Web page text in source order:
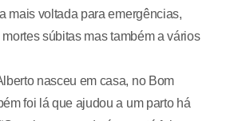
mais voltada para emergências,
súbitas mas também a vários
nasceu em casa, no Bom
foi lá que ajudou a um parto há